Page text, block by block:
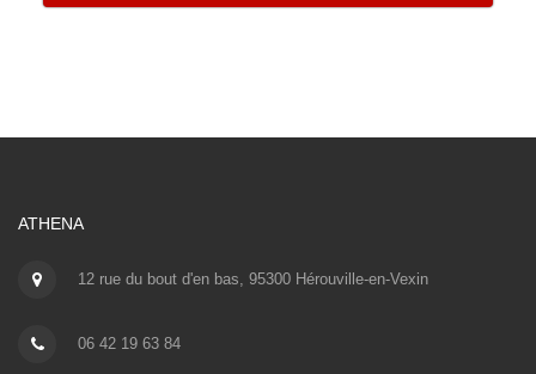
ATHENA
12 rue du bout d'en bas, 95300 Hérouville-en-Vexin
06 42 19 63 84